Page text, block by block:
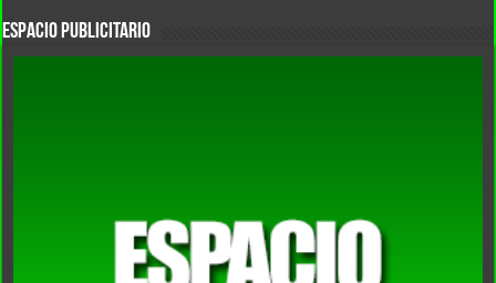
Espacio Publicitario